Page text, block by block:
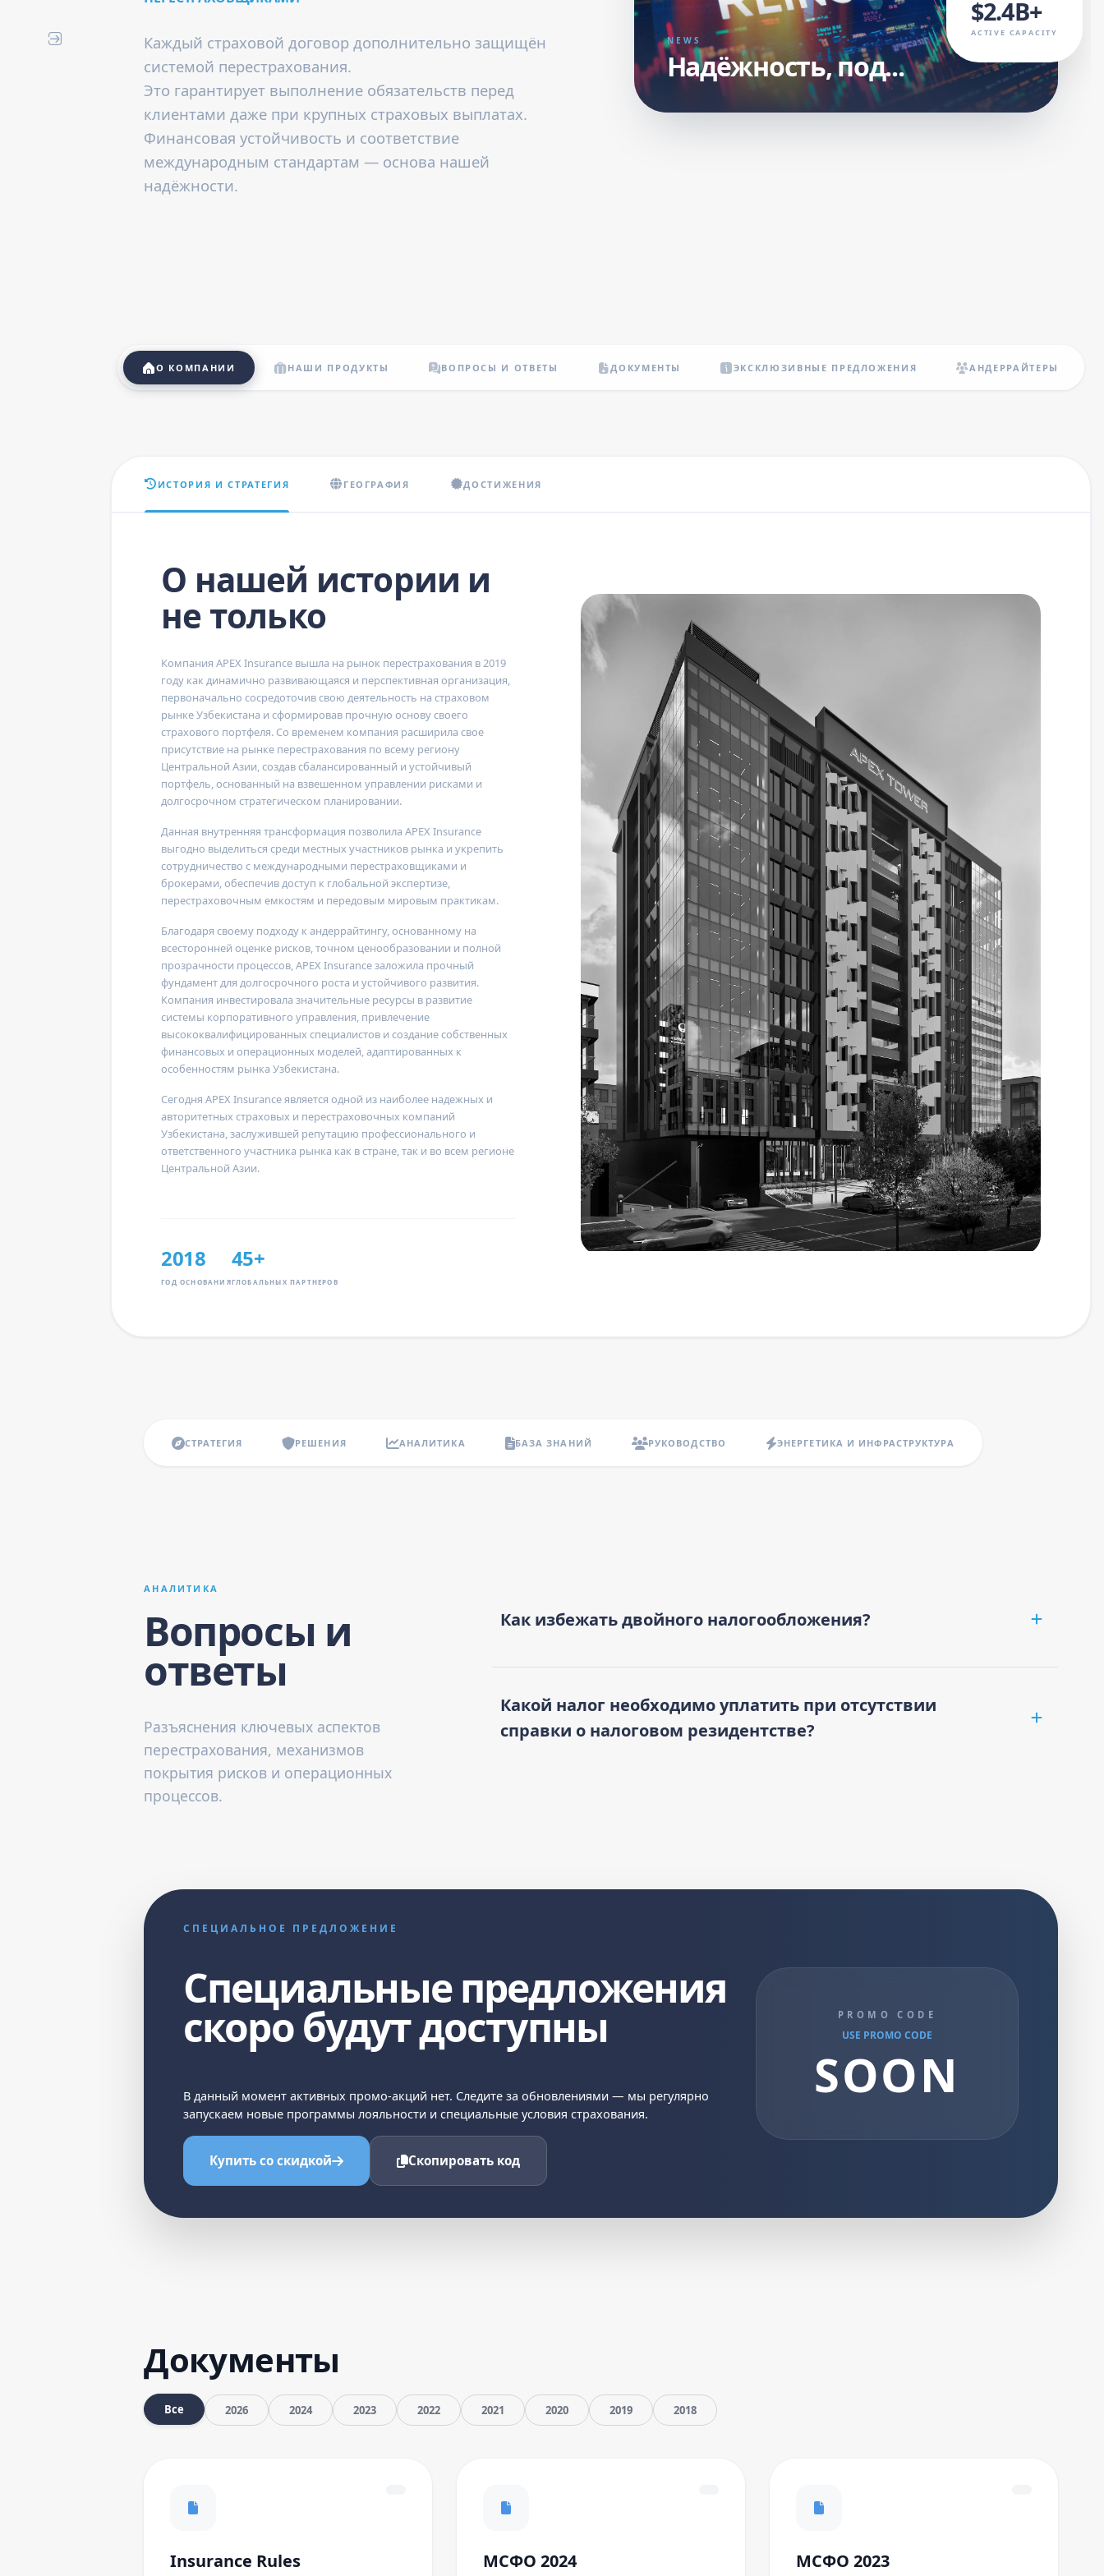
Каждый страховой договор дополнительно защищён
системой перестрахования.
Это гарантирует выполнение обязательств перед
клиентами даже при крупных страховых выплатах.
Финансовая устойчивость и соответствие
международным стандартам — основа нашей
надёжности.
NEWS
Надёжность, под...
$2.4B+
ACTIVE CAPACITY
О КОМПАНИИ НАШИ ПРОДУКТЫ ВОПРОСЫ И ОТВЕТЫ ДОКУМЕНТЫ ЭКСКЛЮЗИВНЫЕ ПРЕДЛОЖЕНИЯ АНДЕРРАЙТЕРЫ
ИСТОРИЯ И СТРАТЕГИЯ ГЕОГРАФИЯ ДОСТИЖЕНИЯ
О нашей истории и
не только
КомпанияAPEX Insurance вышла на рынок перестрахования в 2019
году как динамично развивающаяся и перспективная организация,
первоначально сосредоточив свою деятельность на страховом
рынке Узбекистана и сформировав прочную основу своего
страхового портфеля. Со временем компания расширила свое
присутствие на рынке перестрахования по всему региону
Центральной Азии, создав сбалансированный и устойчивый
портфель, основанный на взвешенном управлении рисками и
долгосрочном стратегическом планировании.
Данная внутренняя трансформация позволилаAPEX Insurance
выгодно выделиться среди местных участников рынка и укрепить
сотрудничество с международными перестраховщиками и
брокерами, обеспечив доступ к глобальной экспертизе,
перестраховочным емкостям и передовым мировым практикам.
Благодаря своему подходу к андеррайтингу, основанному на
всесторонней оценке рисков, точном ценообразовании и полной
прозрачности процессов,APEX Insuranceзаложила прочный
фундамент для долгосрочного роста и устойчивого развития.
Компания инвестировала значительные ресурсы в развитие
системы корпоративного управления, привлечение
высококвалифицированных специалистов и создание собственных
финансовых и операционных моделей, адаптированных к
особенностям рынка Узбекистана.
СегодняAPEX Insuranceявляется одной из наиболее надежных и
авторитетных страховых и перестраховочных компаний
Узбекистана, заслужившей репутацию профессионального и
ответственного участника рынка как в стране, так и во всем регионе
Центральной Азии.
2018
ГОД ОСНОВАНИЯ
45+
ГЛОБАЛЬНЫХ ПАРТНЕРОВ
СТРАТЕГИЯ РЕШЕНИЯ АНАЛИТИКА БАЗА ЗНАНИЙ РУКОВОДСТВО ЭНЕРГЕТИКА И ИНФРАСТРУКТУРА
АНАЛИТИКА
Вопросы и
ответы
Разъяснения ключевых аспектов
перестрахования, механизмов
покрытия рисков и операционных
процессов.
Как избежать двойного налогообложения?
Какой налог необходимо уплатить при отсутствии
справки о налоговом резидентстве?
СПЕЦИАЛЬНОЕ ПРЕДЛОЖЕНИЕ
Специальные предложения
скоро будут доступны
В данный момент активных промо-акций нет. Следите за обновлениями — мы регулярно
запускаем новые программы лояльности и специальные условия страхования.
Купить со скидкой Скопировать код
PROMO CODE
USE PROMO CODE
SOON
Документы
Все 2026 2024 2023 2022 2021 2020 2019 2018
Insurance Rules МСФО 2024 МСФО 2023